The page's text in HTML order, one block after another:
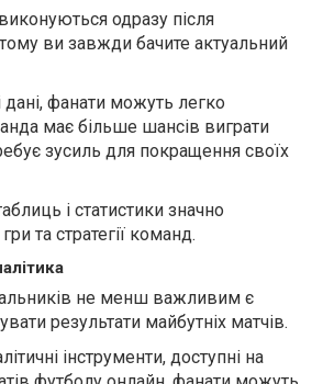
одразу після
ви завжди бачите актуальний
дані, фанати можуть легко
має більше шансів виграти
зусиль для покращення своїх
і статистики значно
та стратегії команд.
не менш важливим є
результати майбутніх матчів.
інструменти, доступні на